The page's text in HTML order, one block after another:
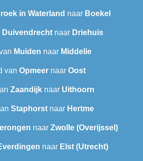
in Waterland naar Boekel
Duivendrechtnaar Driehuis
Muiden naar Middelie
van Opmeer naar Oost
Zaandijk naar Uithoorn
Staphorst naar Hertme
naar Zwolle (Overijssel)
naar Elst (Utrecht)